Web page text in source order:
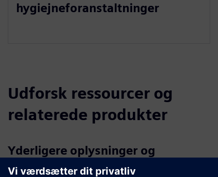
hygiejneforanstaltninger
Udforsk ressourcer og
relaterede produkter
Yderligere oplysninger og
ressourcer